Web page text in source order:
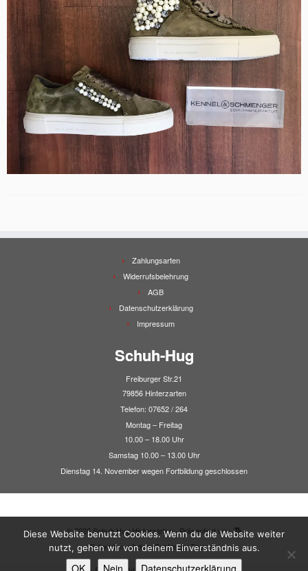
Zahlungsarten
Widerrufsbelehrung
AGB
Datenschutzerklärung
Impressum
Schuh-Hug
Freiburger Str.21
79856 Hinterzarten
Telefon: 07652 / 264
Montag – Freitag
10.00 – 18.00 Uhr
Samstag 10.00 – 13.00 Uhr
Dienstag 14. November wegen Fortbildung geschlossen
·© 2026 Schuh Hug Hinterzarten·Präsentiert von
·
Entworfen mit demCustomizr-Theme·
Diese Website benutzt Cookies. Wenn du die Website weiter
nutzt, gehen wir von deinem Einverständnis aus.
OK Nein Datenschutzerklärung